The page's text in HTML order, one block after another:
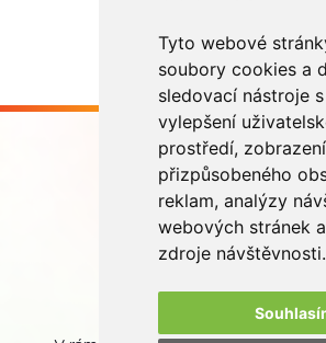
Tyto webové
soubory cookies a
sledovací nástroje
vylepšení
prostředí, zobrazení
přizpůsobeného
reklam, analýzy
webových stránek
zdroje návštěvnosti.
Buďme ve spojení